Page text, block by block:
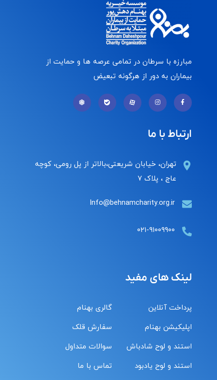
مبارزه با سرطان در تمامی عرصه ها و حمایت از
بیماران به دور از هرگونه تبعیض
ارتباط با ما
تهران، خیابان شریعتی،بالاتر از پل رومی، کوچه
عاج ، پلاک ۷
Info@behnamcharity.org.ir
۰۲۱-۹۱۰۰۹۹۰۰
لینک های مفید
پرداخت آنلاین
اپلیکیشن بهنام
استند و لوح شادباش
استند و لوح یادبود
گالری بهنام
سفارش قلک
سوالات متداول
تماس با ما